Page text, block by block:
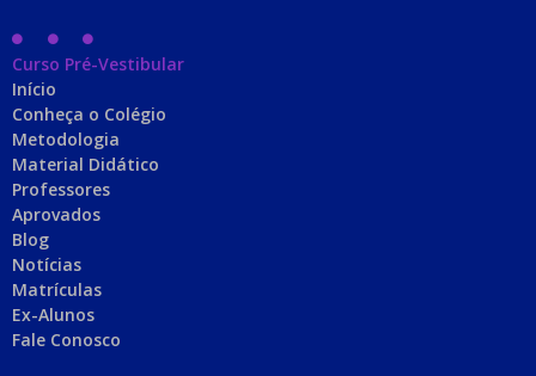
Curso Pré-Vestibular
Início
Conheça o Colégio
Metodologia
Material Didático
Professores
Aprovados
Blog
Notícias
Matrículas
Ex-Alunos
Fale Conosco